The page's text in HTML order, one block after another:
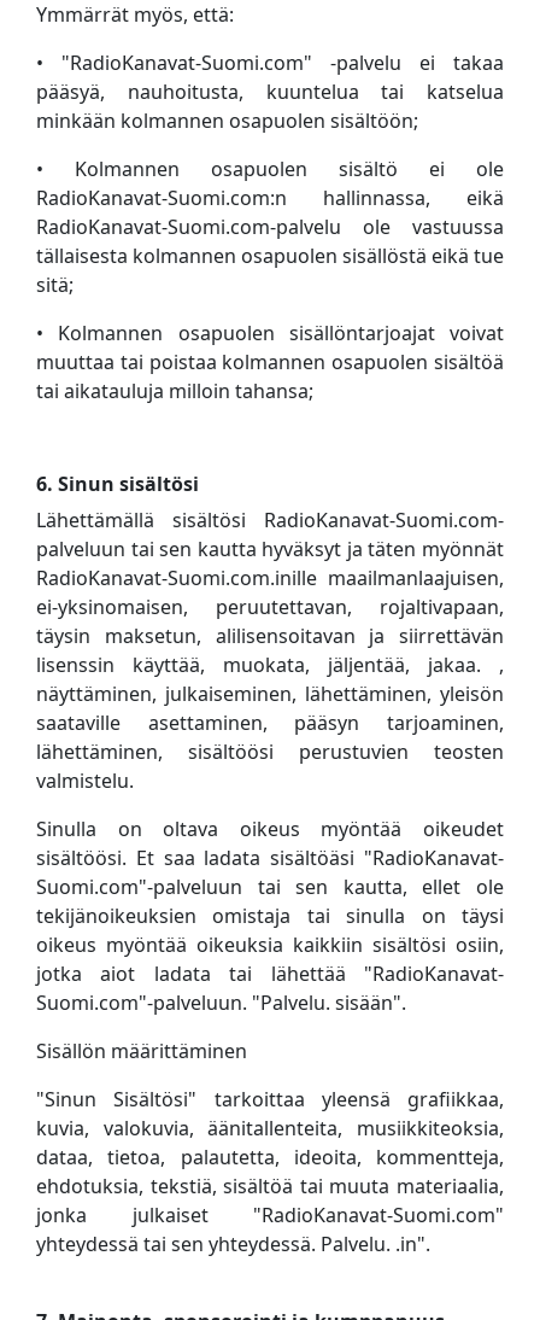
Ymmärrät myös, että:
• "RadioKanavat-Suomi.com" -palvelu ei takaa
pääsyä, nauhoitusta, kuuntelua tai katselua
minkään kolmannen osapuolen sisältöön;
• Kolmannen osapuolen sisältö ei ole
RadioKanavat-Suomi.com:n hallinnassa, eikä
RadioKanavat-Suomi.com-palvelu ole vastuussa
tällaisesta kolmannen osapuolen sisällöstä eikä tue
sitä;
• Kolmannen osapuolen sisällöntarjoajat voivat
muuttaa tai poistaa kolmannen osapuolen sisältöä
tai aikatauluja milloin tahansa;
6. Sinun sisältösi
Lähettämällä sisältösi RadioKanavat-Suomi.com-
palveluun tai sen kautta hyväksyt ja täten myönnät
RadioKanavat-Suomi.com.inille maailmanlaajuisen,
ei-yksinomaisen, peruutettavan, rojaltivapaan,
täysin maksetun, alilisensoitavan ja siirrettävän
lisenssin käyttää, muokata, jäljentää, jakaa. ,
näyttäminen, julkaiseminen, lähettäminen, yleisön
saataville asettaminen, pääsyn tarjoaminen,
lähettäminen, sisältöösi perustuvien teosten
valmistelu.
Sinulla on oltava oikeus myöntää oikeudet
sisältöösi. Et saa ladata sisältöäsi "RadioKanavat-
Suomi.com"-palveluun tai sen kautta, ellet ole
tekijänoikeuksien omistaja tai sinulla on täysi
oikeus myöntää oikeuksia kaikkiin sisältösi osiin,
jotka aiot ladata tai lähettää "RadioKanavat-
Suomi.com"-palveluun. "Palvelu. sisään".
Sisällön määrittäminen
"Sinun Sisältösi" tarkoittaa yleensä grafiikkaa,
kuvia, valokuvia, äänitallenteita, musiikkiteoksia,
dataa, tietoa, palautetta, ideoita, kommentteja,
ehdotuksia, tekstiä, sisältöä tai muuta materiaalia,
jonka julkaiset "RadioKanavat-Suomi.com"
yhteydessä tai sen yhteydessä. Palvelu. .in".